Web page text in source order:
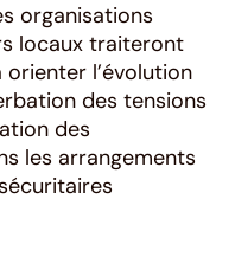
organisations
locaux traiteront
l’évolution
des tensions
des
les arrangements